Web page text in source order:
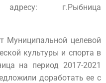
г.Рыбница
Муниципальной целевой
культуры и спорта в
на период 2017-2021
доработать ее с